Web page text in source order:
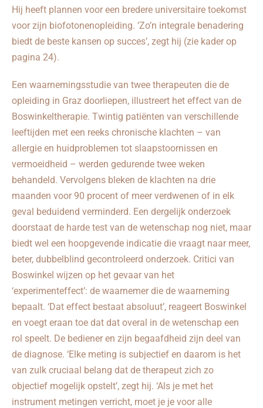
Hij heeft plannen voor een bredere universitaire toekomst
voor zijn biofotonenopleiding. ‘Zo’n integrale benadering
biedt de beste kansen op succes’, zegt hij (zie kader op
pagina 24).
Een waarnemingsstudie van twee therapeuten die de
opleiding in Graz doorliepen, illustreert het effect van de
Boswinkeltherapie. Twintig patiënten van verschillende
leeftijden met een reeks chronische klachten – van
allergie en huidproblemen tot slaapstoornissen en
vermoeidheid – werden gedurende twee weken
behandeld. Vervolgens bleken de klachten na drie
maanden voor 90 procent of meer verdwenen of in elk
geval beduidend verminderd. Een dergelijk onderzoek
doorstaat de harde test van de wetenschap nog niet, maar
biedt wel een hoopgevende indicatie die vraagt naar meer,
beter, dubbelblind gecontroleerd onderzoek. Critici van
Boswinkel wijzen op het gevaar van het
‘experimenteffect’: de waarnemer die de waarneming
bepaalt. ‘Dat effect bestaat absoluut’, reageert Boswinkel
en voegt eraan toe dat dat overal in de wetenschap een
rol speelt. De bediener en zijn begaafdheid zijn deel van
de diagnose. ‘Elke meting is subjectief en daarom is het
van zulk cruciaal belang dat de therapeut zich zo
objectief mogelijk opstelt’, zegt hij. ‘Als je met het
instrument metingen verricht, moet je je voor alle